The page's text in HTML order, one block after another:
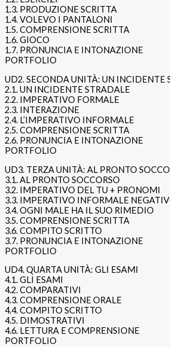
1.3. PRODUZIONE SCRITTA
1.4. VOLEVO I PANTALONI
1.5. COMPRENSIONE SCRITTA
1.6. GIOCO
1.7. PRONUNCIA E INTONAZIONE
PORTFOLIO
UD2. SECONDA UNITÀ: UN INCIDENTE
2.1. UN INCIDENTE STRADALE
2.2. IMPERATIVO FORMALE
2.3. INTERAZIONE
2.4. L’IMPERATIVO INFORMALE
2.5. COMPRENSIONE SCRITTA
2.6. PRONUNCIA E INTONAZIONE
PORTFOLIO
UD3. TERZA UNITÀ: AL PRONTO
3.1. AL PRONTO SOCCORSO
3.2. IMPERATIVO DEL TU + PRONOMI
3.3. IMPERATIVO INFORMALE
3.4. OGNI MALE HA IL SUO RIMEDIO
3.5. COMPRENSIONE SCRITTA
3.6. COMPITO SCRITTO
3.7. PRONUNCIA E INTONAZIONE
PORTFOLIO
UD4. QUARTA UNITÀ: GLI ESAMI
4.1. GLI ESAMI
4.2. COMPARATIVI
4.3. COMPRENSIONE ORALE
4.4. COMPITO SCRITTO
4.5. DIMOSTRATIVI
4.6. LETTURA E COMPRENSIONE
PORTFOLIO